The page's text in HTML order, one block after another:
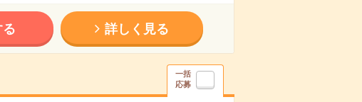
る 詳しく見る
一括
応募